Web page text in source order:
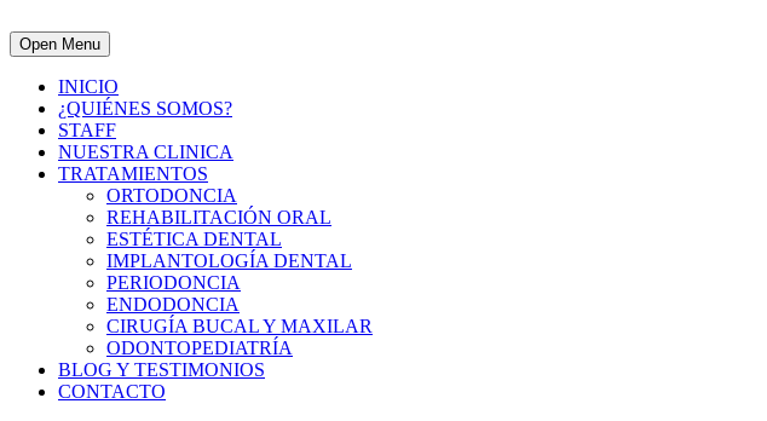
Open Menu
INICIO
¿QUIÉNES SOMOS?
STAFF
NUESTRA CLINICA
TRATAMIENTOS
ORTODONCIA
REHABILITACIÓN ORAL
ESTÉTICA DENTAL
IMPLANTOLOGÍA DENTAL
PERIODONCIA
ENDODONCIA
CIRUGÍA BUCAL Y MAXILAR
ODONTOPEDIATRÍA
BLOG Y TESTIMONIOS
CONTACTO